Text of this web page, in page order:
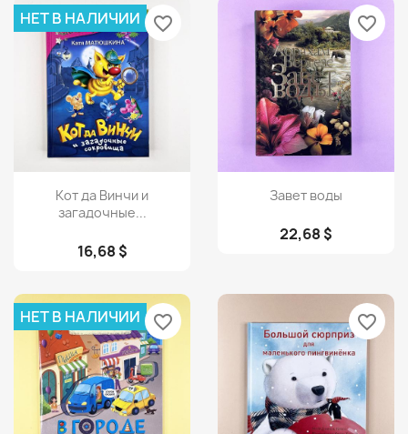
Просмотр
Кот да Винчи и
загадочные...
16,68 $
НЕТ В НАЛИЧИИ favorite_border
Просмотр
Завет воды
22,68 $
favorite_border
НЕТ В НАЛИЧИИ favorite_border favorite_border